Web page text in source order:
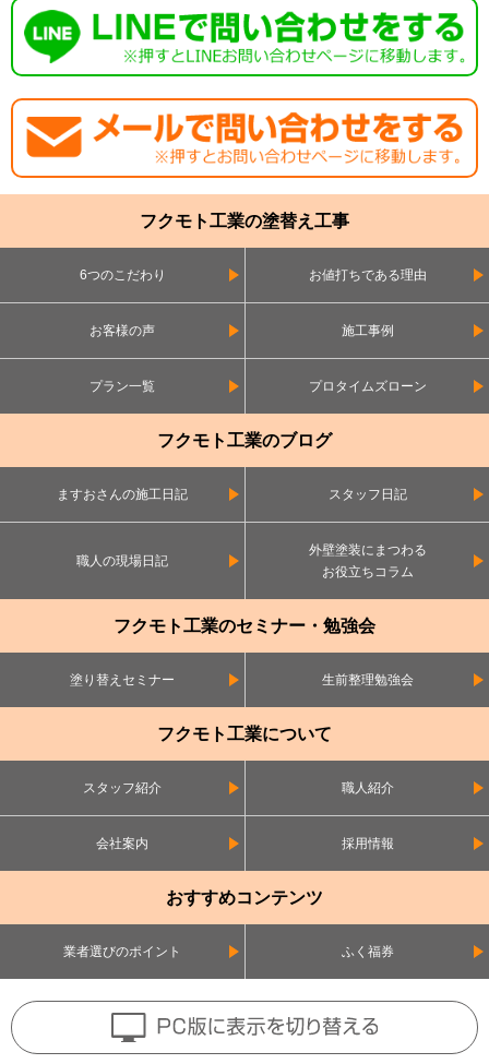
フクモト工業の塗替え工事
6つのこだわり お値打ちである理由
お客様の声 施工事例
プラン一覧 プロタイムズローン
フクモト工業のブログ
ますおさんの施工日記 スタッフ日記
職人の現場日記
外壁塗装にまつわる
お役立ちコラム
フクモト工業のセミナー・勉強会
塗り替えセミナー 生前整理勉強会
フクモト工業について
スタッフ紹介 職人紹介
会社案内 採用情報
おすすめコンテンツ
業者選びのポイント ふく福券